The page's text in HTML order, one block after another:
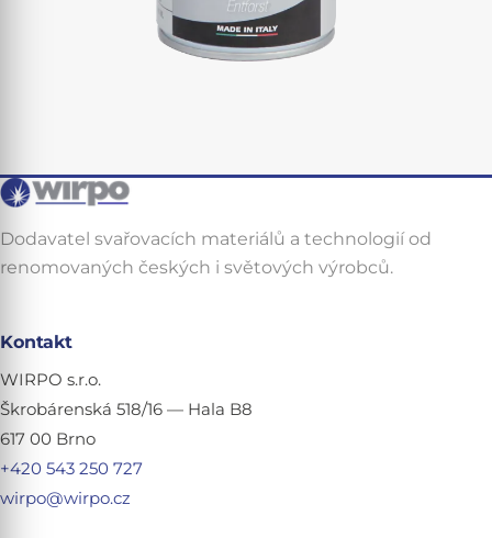
Dodavatel svařovacích materiálů a technologií od
renomovaných českých i světových výrobců.
Kontakt
WIRPO s.r.o.
Škrobárenská 518/16 — Hala B8
617 00 Brno
+420 543 250 727
wirpo@wirpo.cz